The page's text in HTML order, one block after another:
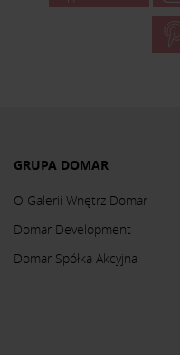
GRUPA DOMAR
O Galerii Wnętrz Domar
Domar Development
Domar Spółka Akcyjna